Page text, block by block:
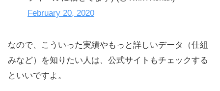
February 20, 2020
なので、こういった実績やもっと詳しいデータ（仕組
みなど）を知りたい人は、公式サイトもチェックする
といいですよ。